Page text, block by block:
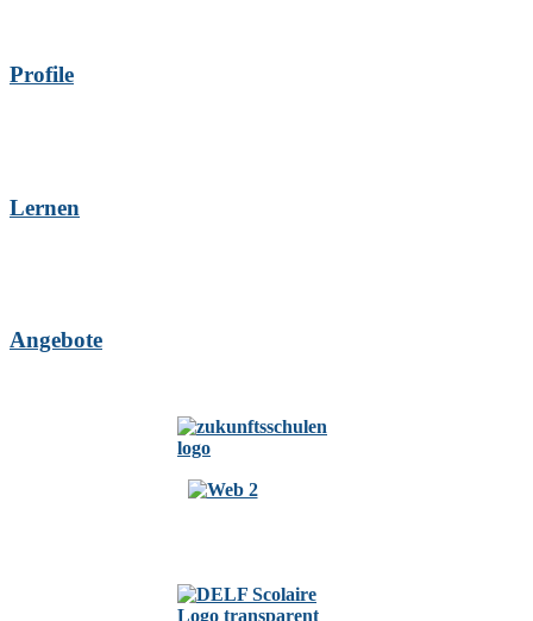
Profile
Lernen
Angebote